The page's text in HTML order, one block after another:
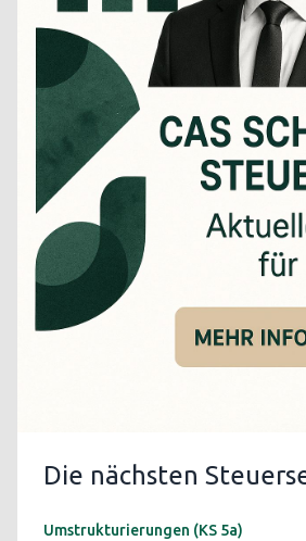
Die nächsten
Umstrukturierungen (KS 5a)